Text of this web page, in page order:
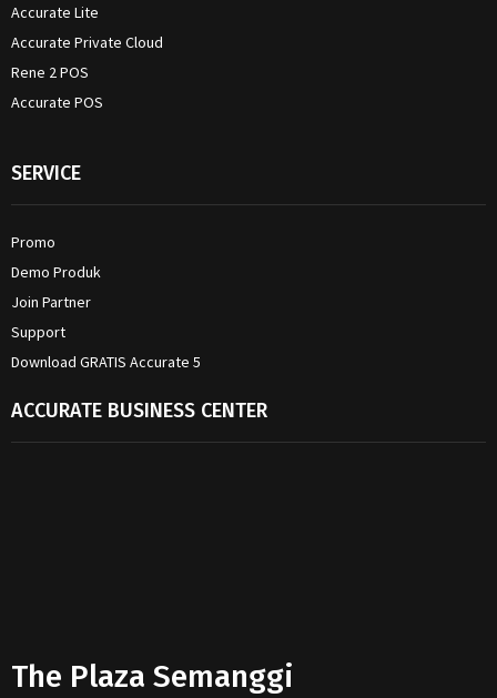
Accurate Lite
Accurate Private Cloud
Rene 2 POS
Accurate POS
SERVICE
Promo
Demo Produk
Join Partner
Support
Download GRATIS Accurate 5
ACCURATE BUSINESS CENTER
The Plaza Semanggi